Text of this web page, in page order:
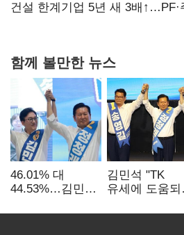
당장 퇴출?…시간만으론 부족한
건설 한계기업 5년 새 3배↑…PF·
함께 볼만한 뉴스
46.01% 대
44.53%…김민석·
'초박빙'(종합
김민석 "TK
유세에 도움되
"벌써 대표된